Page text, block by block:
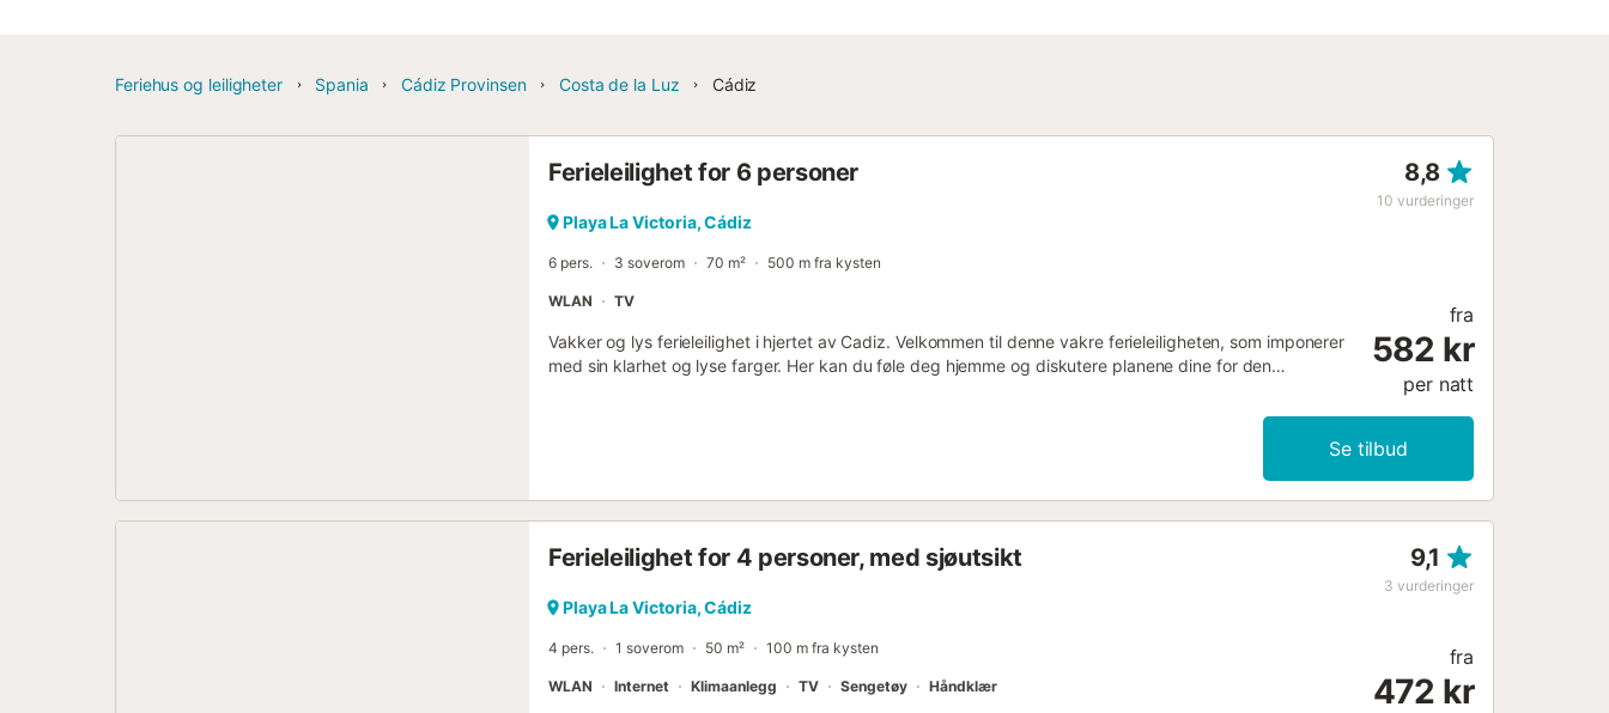
Feriehus og leiligheter Spania Cádiz Provinsen Costa de la Luz Cádiz
Ferieleilighet for 6 personer 8,8
10 vurderinger
Playa La Victoria, Cádiz
6 pers. 3 soverom 70 m² 500 m fra kysten
WLAN TV
Vakker og lys ferieleilighet i hjertet av Cadiz. Velkommen til denne vakre ferieleiligheten, som imponerer
med sin klarhet og lyse farger. Her kan du føle deg hjemme og diskutere planene dine for den
nås etter en kort spasertur, kan den andre delen besøke den imponerende gamlebyen i Cadiz. Begge
den varme sandstranden og gjør vannsport på bølgene i Atlanterhavet, den fascinerende arkitekturen i
gamlebyen er også sjarmerende og vil gi deg mye å se. Se frem til en flott ferie der du kan kombinere
fra
582 kr
per natt
Se tilbud
Ferieleilighet for 4 personer, med sjøutsikt 9,1
3 vurderinger
Playa La Victoria, Cádiz
4 pers. 1 soverom 50 m² 100 m fra kysten
WLAN Internet Klimaanlegg TV Sengetøy Håndklær
fra
472 kr